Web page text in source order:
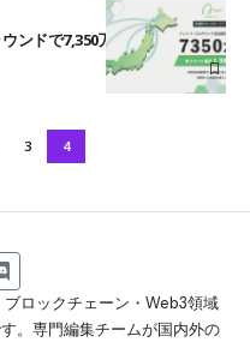
ンドで7,350万円を追加調達
3 4
ロックチェーン・Web3領域
。専門編集チームが国内外の